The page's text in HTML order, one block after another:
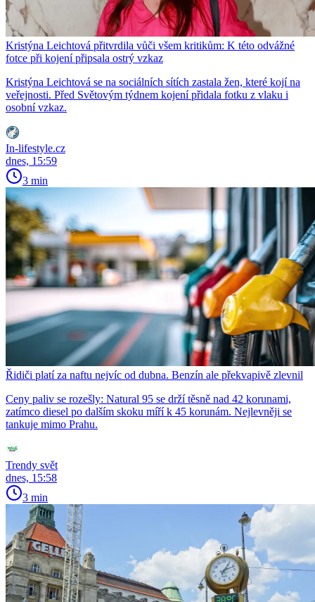
Kristýna Leichtová přitvrdila vůči všem kritikům: K této odvážné
fotce při kojení připsala ostrý vzkaz
Kristýna Leichtová se na sociálních sítích zastala žen, které kojí na
veřejnosti. Před Světovým týdnem kojení přidala fotku z vlaku i
osobní vzkaz.
In-lifestyle.cz
dnes, 15:59
3 min
Řidiči platí za naftu nejvíc od dubna. Benzín ale překvapivě zlevnil
Ceny paliv se rozešly: Natural 95 se drží těsně nad 42 korunami,
zatímco diesel po dalším skoku míří k 45 korunám. Nejlevněji se
tankuje mimo Prahu.
Trendy svět
dnes, 15:58
3 min